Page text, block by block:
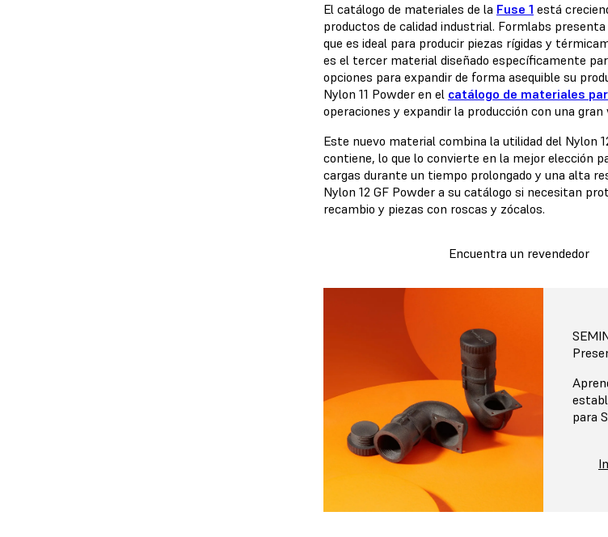
El catálogo de materiales de la Fuse 1 está
productos de calidad industrial. Formlabs
que es ideal para producir piezas rígidas y
es el tercer material diseñado específicamente
opciones para expandir de forma asequible su
Nylon 11 Powder en el catálogo de materiales
operaciones y expandir la producción con una
Este nuevo material combina la utilidad del Nylon
contiene, lo que lo convierte en la mejor elección
cargas durante un tiempo prolongado y una alta
Nylon 12 GF Powder a su catálogo si necesitan
recambio y piezas con roscas y zócalos.
Encuentra un revendedor
para